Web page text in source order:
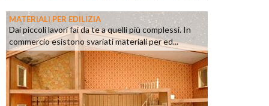
MATERIALI PER EDILIZIA
Dai piccoli lavori fai da te a quelli più complessi. In
commercio esistono svariati materiali per ed...